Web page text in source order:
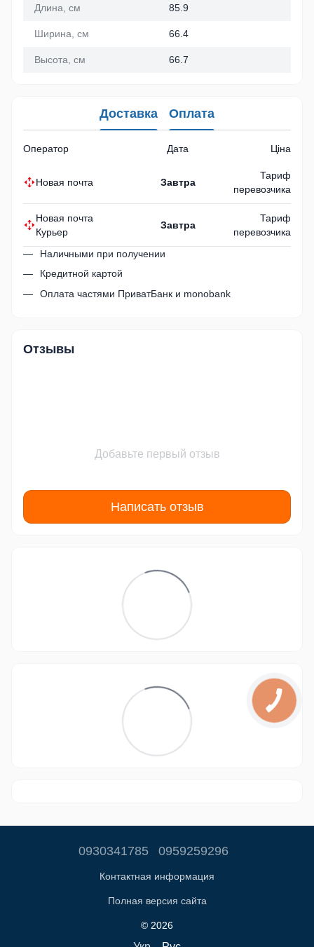
Длина, см 85.9
Ширина, см 66.4
Высота, см 66.7
Доставка Оплата
Оператор Дата Ціна
Новая почта Завтра
Тариф
перевозчика
Новая почта
Курьер
Завтра
Тариф
перевозчика
Наличными при получении
Кредитной картой
Оплата частями ПриватБанк и monobank
Отзывы
Добавьте первый отзыв
Написать отзыв
0930341785 0959259296
Контактная информация
Полная версия сайта
© 2026